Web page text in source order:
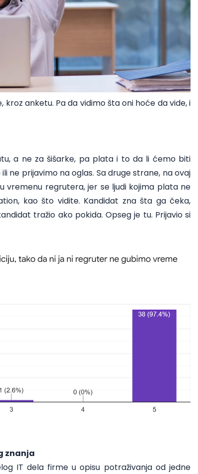
anketu. Pa da vidimo šta oni hoće da vide, i
a ne za šišarke, pa plata i to da li ćemo biti
ne prijavimo na oglas. Sa druge strane, na ovaj
vremenu regrutera, jer se ljudi kojima plata ne
kao što vidite. Kandidat zna šta ga čeka,
tražio ako pokida. Opseg je tu. Prijavio si
znanja
IT dela firme u opisu potraživanja od jedne